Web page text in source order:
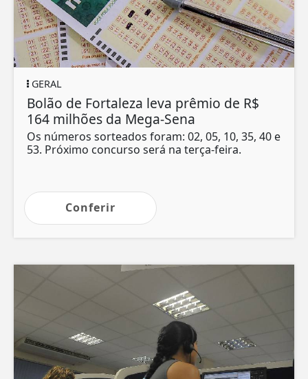
GERAL
Bolão de Fortaleza leva prêmio de R$
164 milhões da Mega-Sena
Os números sorteados foram: 02, 05, 10, 35, 40 e
53. Próximo concurso será na terça-feira.
Conferir